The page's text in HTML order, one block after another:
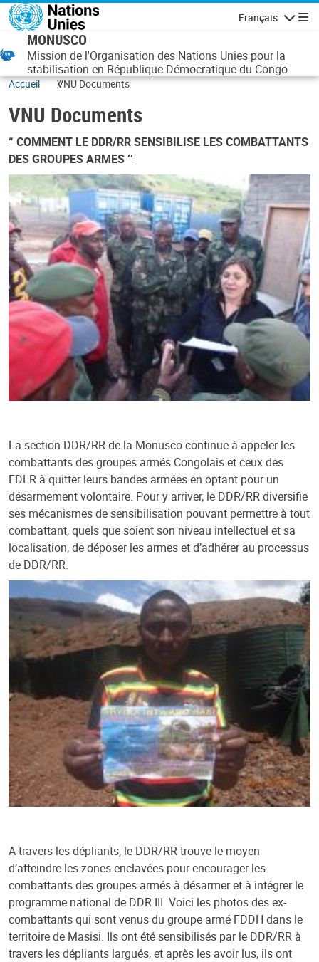
Aller au contenu principal
Français
MONUSCO
Mission de l'Organisation des Nations Unies pour la
stabilisation en République Démocratique du Congo
Accueil VNU Documents
VNU Documents
“ COMMENT LE DDR/RR SENSIBILISE LES COMBATTANTS
DES GROUPES ARMES ’’
La section DDR/RR de la Monusco continue à appeler les
combattants des groupes armés Congolais et ceux des
FDLR à quitter leurs bandes armées en optant pour un
désarmement volontaire. Pour y arriver, le DDR/RR diversifie
ses mécanismes de sensibilisation pouvant permettre à tout
combattant, quels que soient son niveau intellectuel et sa
localisation, de déposer les armes et d’adhérer au processus
de DDR/RR.
A travers les dépliants, le DDR/RR trouve le moyen
d’atteindre les zones enclavées pour encourager les
combattants des groupes armés à désarmer et à intégrer le
programme national de DDR III. Voici les photos des ex-
combattants qui sont venus du groupe armé FDDH dans le
territoire de Masisi. Ils ont été sensibilisés par le DDR/RR à
travers les dépliants largués, et après les avoir lus, ils ont